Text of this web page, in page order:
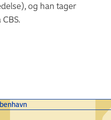
og han tager